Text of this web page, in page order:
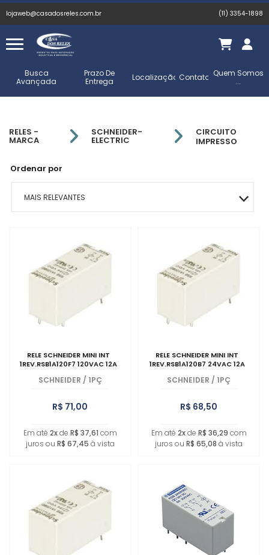
lojaweb@casadosreles.com.br (11) 3354-1898
Busca
Avançada
Prazo De
Entrega
Localização Contato Quem Somos
...
RELES -
MARCA
SCHNEIDER-
ELECTRIC
CIRCUITO
IMPRESSO
Ordenar por
MAIS RELEVANTES
MENOR PREÇO
A - Z
RELE SCHNEIDER MINI INT
1REV.RSB1A120F7 120VAC 12A
SCHNEIDER / 1PÇ
R$ 71,00
Em até 2xde R$ 37,61 com
juros ou R$ 67,45 à vista
RELE SCHNEIDER MINI INT
1REV.RSB1A120B7 24VAC 12A
SCHNEIDER / 1PÇ
R$ 68,50
Em até 2xde R$ 36,29 com
juros ou R$ 65,08 à vista